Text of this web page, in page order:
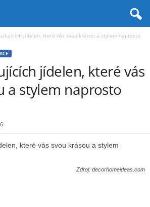
jídelen, které vás svou krásou a stylem naprosto
jídelen, které vás
a stylem naprosto
Zdroj: decorhomeideas.com